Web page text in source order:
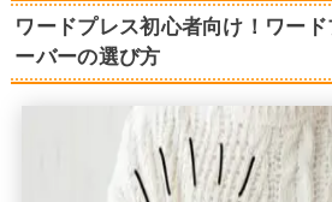
ワードプレス初心者向け！ワー
ーバーの選び方